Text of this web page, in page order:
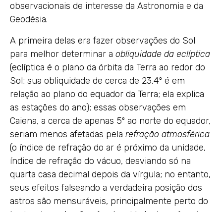
observacionais de interesse da Astronomia e da
Geodésia.
A primeira delas era fazer observações do Sol
para melhor determinar a obliquidade da eclíptica
(eclíptica é o plano da órbita da Terra ao redor do
Sol; sua obliquidade de cerca de 23,4º é em
relação ao plano do equador da Terra; ela explica
as estações do ano); essas observações em
Caiena, a cerca de apenas 5º ao norte do equador,
seriam menos afetadas pela refração atmosférica
(o índice de refração do ar é próximo da unidade,
índice de refração do vácuo, desviando só na
quarta casa decimal depois da vírgula; no entanto,
seus efeitos falseando a verdadeira posição dos
astros são mensuráveis, principalmente perto do